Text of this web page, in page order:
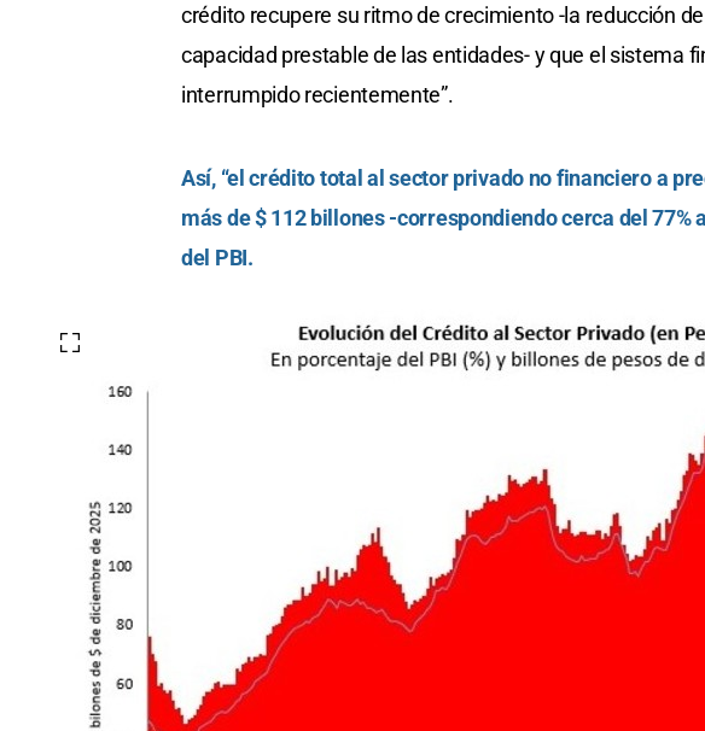
crédito recupere su ritmo de crecimiento -la reducción
capacidad prestable de las entidades- y que el sistema
interrumpido recientemente”.
Así, “el crédito total al sector privado no financiero a
más de $ 112 billones -correspondiendo cerca del 77%
del PBI.